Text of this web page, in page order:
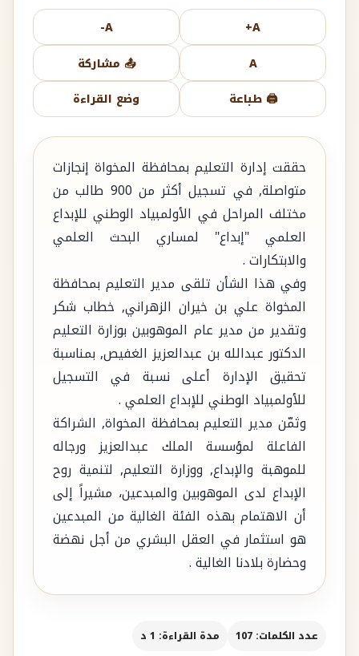
A+
A-
A
📤 مشاركة
🖨️ طباعة
وضع القراءة
حققت إدارة التعليم بمحافظة المخواة إنجازات
متواصلة, في تسجيل أكثر من 900 طالب من
مختلف المراحل في الأولمبياد الوطني للإبداع
العلمي "إبداع" لمساري البحث العلمي
والابتكارات .
وفي هذا الشأن تلقى مدير التعليم بمحافظة
المخواة علي بن خيران الزهراني, خطاب شكر
وتقدير من مدير عام الموهوبين بوزارة التعليم
الدكتور عبدالله بن عبدالعزيز الغفيص, بمناسبة
تحقيق الإدارة أعلى نسبة في التسجيل
للأولمبياد الوطني للإبداع العلمي .
وثمّن مدير التعليم بمحافظة المخواة, الشراكة
الفاعلة لمؤسسة الملك عبدالعزيز ورجاله
للموهبة والإبداع, ووزارة التعليم, لتنمية روح
الإبداع لدى الموهوبين والمبدعين، مشيراً إلى
أن الاهتمام بهذه الفئة الغالية من المبدعين
هو استثمار في العقل البشري من أجل نهضة
وحضارة بلادنا الغالية .
عدد الكلمات: 107 مدة القراءة: 1 د